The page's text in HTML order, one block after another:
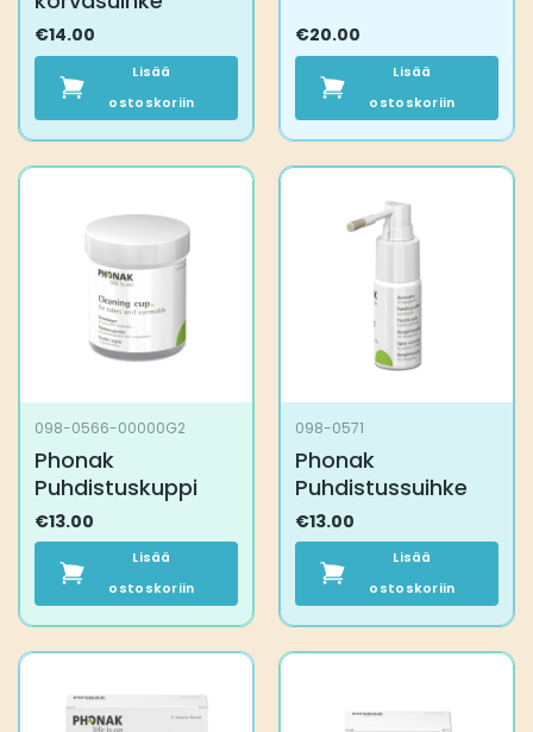
€14.00
Lisää
ostoskoriin
€20.00
Lisää
ostoskoriin
098-0566-00000G2
Phonak
Puhdistuskuppi
€13.00
Lisää
ostoskoriin
098-0571
Phonak
Puhdistussuihke
€13.00
Lisää
ostoskoriin